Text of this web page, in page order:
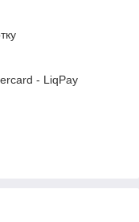
- LiqPay